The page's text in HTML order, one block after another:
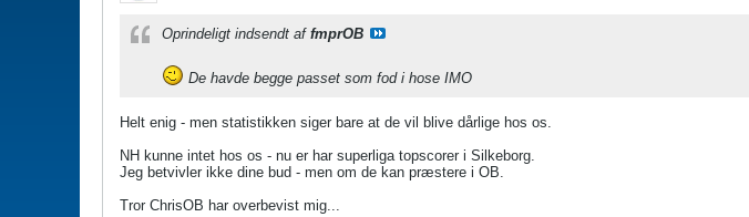
Oprindeligt indsendt af fmprOB
De havde begge passet som fod i hose IMO
Helt enig - men statistikken siger bare at de vil blive dårlige hos os.
NH kunne intet hos os - nu er har superliga topscorer i Silkeborg.
Jeg betvivler ikke dine bud - men om de kan præstere i OB.
Tror ChrisOB har overbevist mig...